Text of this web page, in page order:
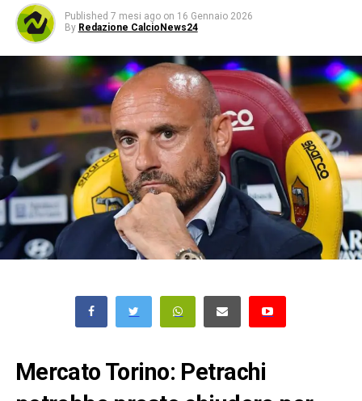
Published 7 mesi ago on 16 Gennaio 2026
By Redazione CalcioNews24
Mercato Torino: Petrachi